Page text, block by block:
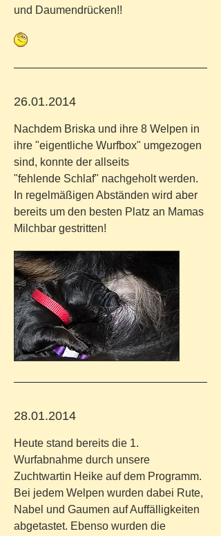
und Daumendrücken!!
26.01.2014
Nachdem Briska und ihre 8 Welpen in
ihre "eigentliche Wurfbox" umgezogen
sind, konnte der allseits
"fehlende Schlaf" nachgeholt werden.
In regelmäßigen Abständen wird aber
bereits um den besten Platz an Mamas
Milchbar gestritten!
28.01.2014
Heute stand bereits die 1.
Wurfabnahme durch unsere
Zuchtwartin Heike auf dem Programm.
Bei jedem Welpen wurden dabei Rute,
Nabel und Gaumen auf Auffälligkeiten
abgetastet. Ebenso wurden die